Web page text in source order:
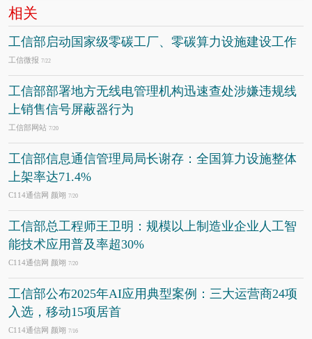
相关
工信部启动国家级零碳工厂、零碳算力设施建设工作
工信微报 7/22
工信部部署地方无线电管理机构迅速查处涉嫌违规线
上销售信号屏蔽器行为
工信部网站 7/20
工信部信息通信管理局局长谢存：全国算力设施整体
上架率达71.4%
C114通信网 颜翊 7/20
工信部总工程师王卫明：规模以上制造业企业人工智
能技术应用普及率超30%
C114通信网 颜翊 7/20
工信部公布2025年AI应用典型案例：三大运营商24项
入选，移动15项居首
C114通信网 颜翊 7/16